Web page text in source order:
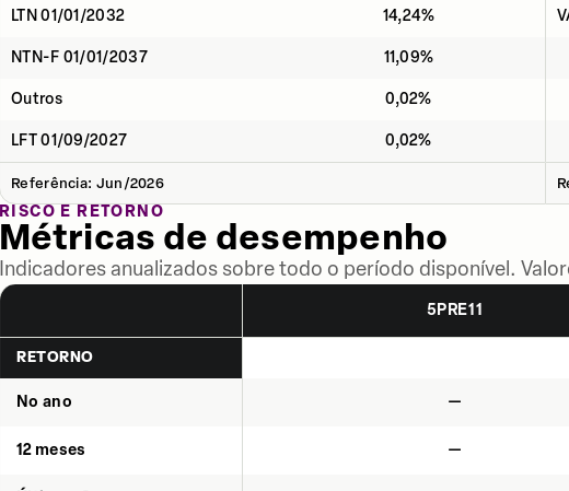
LTN 01/01/2032 14,24%
NTN-F 01/01/2037 11,09%
Outros 0,02%
LFT 01/09/2027 0,02%
Referência: Jun/2026
RISCO E RETORNO
Métricas de desempenho
Indicadores anualizados sobre todo o período disponível.
5PRE11
RETORNO
No ano —
12 meses —